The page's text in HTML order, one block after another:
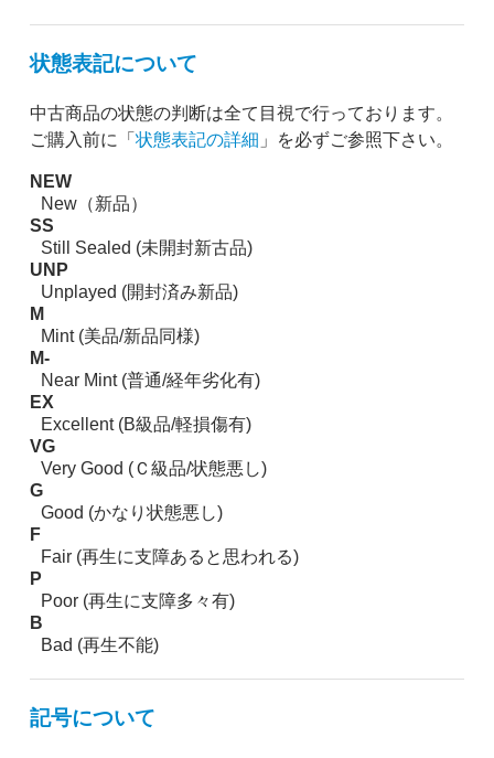
状態表記について
中古商品の状態の判断は全て目視で行っております。
ご購入前に「 状態表記の詳細 」を必ずご参照下さい。
NEW
New（新品）
SS
Still Sealed (未開封新古品)
UNP
Unplayed (開封済み新品)
M
Mint (美品/新品同様)
M-
Near Mint (普通/経年劣化有)
EX
Excellent (B級品/軽損傷有)
VG
Very Good (Ｃ級品/状態悪し)
G
Good (かなり状態悪し)
F
Fair (再生に支障あると思われる)
P
Poor (再生に支障多々有)
B
Bad (再生不能)
記号について